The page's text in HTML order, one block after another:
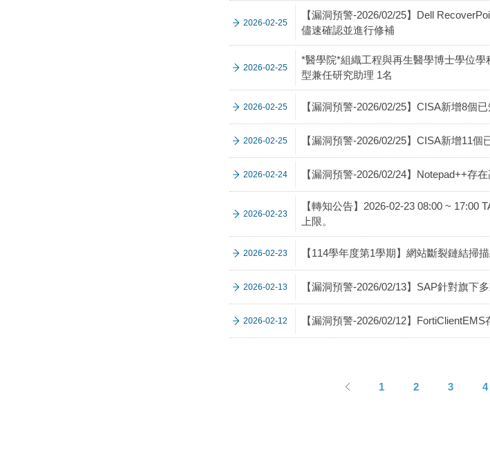
2026-02-25
【漏洞預警-2026/02/25】Dell
儘速確認並進行修補
2026-02-25
*醫學院*組織工程與再生醫學博士學位
型兼任研究助理 1名
2026-02-25 【漏洞預警-2026/02/25】CISA新增8個
2026-02-25 【漏洞預警-2026/02/25】CISA新增11
2026-02-24 【漏洞預警-2026/02/24】Notepad++存
2026-02-23
【轉知公告】2026-02-23 08:00 ~
上限。
2026-02-23 【114學年度第1學期】網站斷裂鏈結掃
2026-02-13 【漏洞預警-2026/02/13】SAP針對旗下
2026-02-12 【漏洞預警-2026/02/12】
1 2 3 4